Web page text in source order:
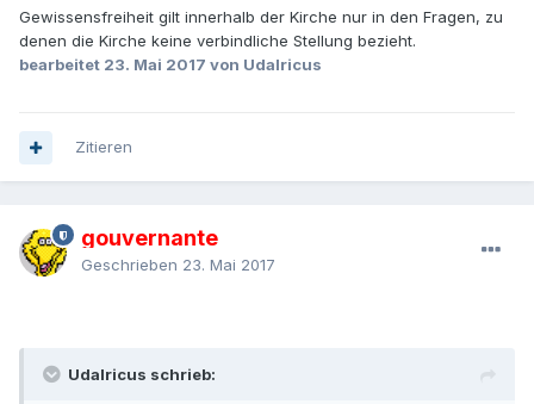
Gewissensfreiheit gilt innerhalb der Kirche nur in den Fragen, zu
denen die Kirche keine verbindliche Stellung bezieht.
bearbeitet 23. Mai 2017 von Udalricus
Zitieren
gouvernante
Geschrieben 23. Mai 2017
Udalricus schrieb: